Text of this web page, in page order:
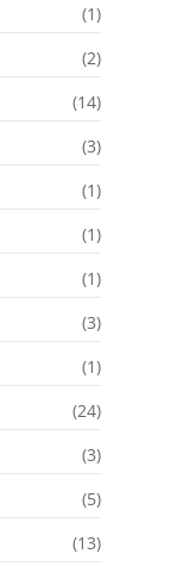
(1)
(2)
(14)
(3)
(1)
(1)
(1)
(3)
(1)
(24)
(3)
(5)
(13)